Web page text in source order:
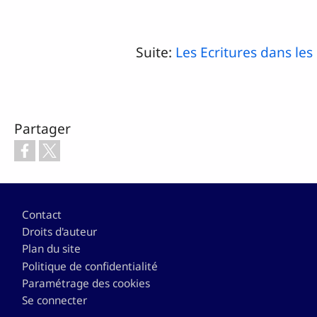
Suite: Les Ecritures dans
Partager
Footer
Contact
Droits d'auteur
Plan du site
Politique de confidentialité
Paramétrage des cookies
Se connecter